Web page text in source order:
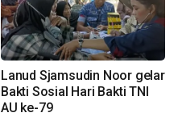
Lanud Sjamsudin Noor gelar
Bakti Sosial Hari Bakti TNI
AU ke-79